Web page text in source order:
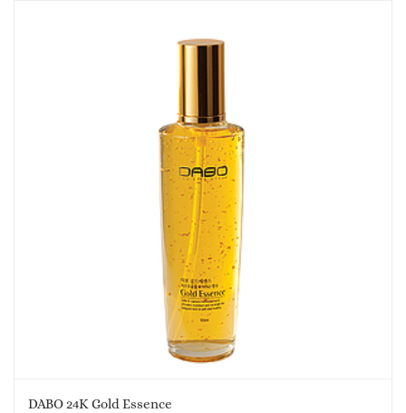
DABO 24K Gold Essence